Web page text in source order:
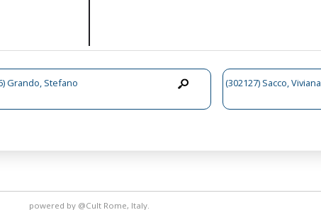
Grando, Stefano (302127) Sacco, Viviana
powered by @Cult Rome, Italy.